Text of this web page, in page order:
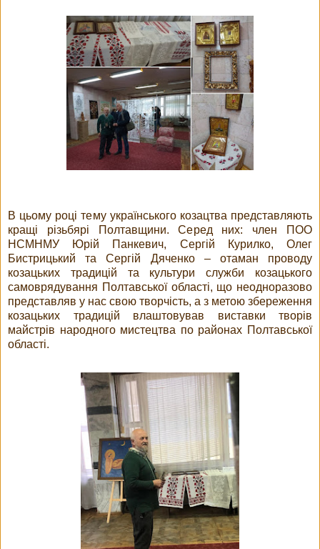
В цьому році тему українського козацтва представляють
кращі різьбярі Полтавщини. Серед них: член ПОО
НСМНМУ Юрій Панкевич, Сергій Курилко, Олег
Бистрицький та Сергій Дяченко – отаман проводу
козацьких традицій та культури служби козацького
самоврядування Полтавської області, що неодноразово
представляв у нас свою творчість, а з метою збереження
козацьких традицій влаштовував виставки творів
майстрів народного мистецтва по районах Полтавської
області.